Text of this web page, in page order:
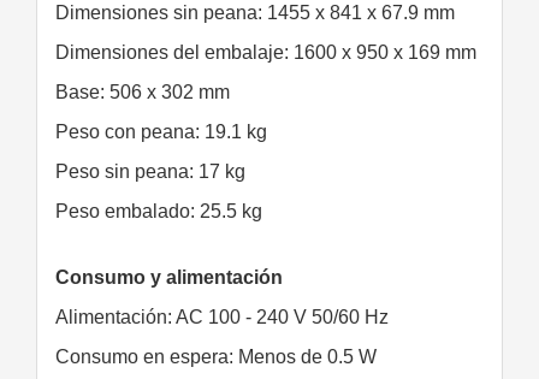
Dimensiones sin peana: 1455 x 841 x 67.9 mm
Dimensiones del embalaje: 1600 x 950 x 169 mm
Base: 506 x 302 mm
Peso con peana: 19.1 kg
Peso sin peana: 17 kg
Peso embalado: 25.5 kg
Consumo y alimentación
Alimentación: AC 100 - 240 V 50/60 Hz
Consumo en espera: Menos de 0.5 W